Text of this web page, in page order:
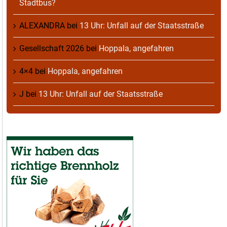
Stadtbus?
ALEXANDRA bei 13 Uhr: Unfall auf der Staatsstraße
Gesellschaft 2026 bei Hoppala, angefahren
4×4 bei Hoppala, angefahren
J bei 13 Uhr: Unfall auf der Staatsstraße